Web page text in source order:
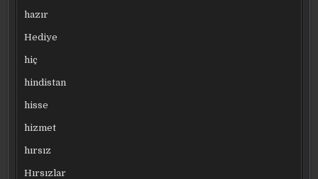
hazır
Hediye
hiç
hindistan
hisse
hizmet
hırsız
Hırsızlar